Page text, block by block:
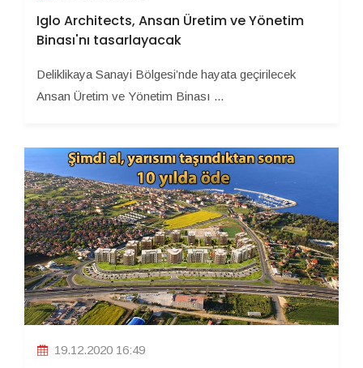
Iglo Architects, Ansan Üretim ve Yönetim
Binası'nı tasarlayacak
Deliklikaya Sanayi Bölgesi’nde hayata geçirilecek
Ansan Üretim ve Yönetim Binası ...
19.12.2020 16:49